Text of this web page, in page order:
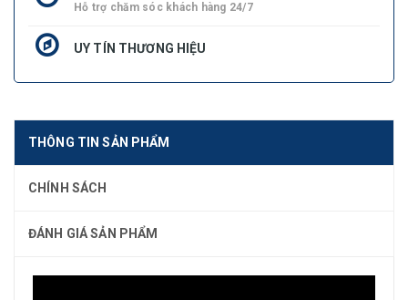
Hỗ trợ chăm sóc khách hàng 24/7
UY TÍN THƯƠNG HIỆU
THÔNG TIN SẢN PHẨM
CHÍNH SÁCH
ĐÁNH GIÁ SẢN PHẨM